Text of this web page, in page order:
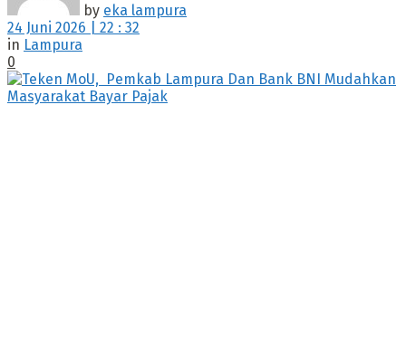
by eka lampura
24 Juni 2026 | 22 : 32
in Lampura
0